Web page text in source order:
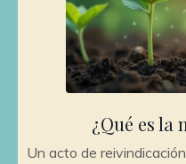
¿Qué es la
Un acto de